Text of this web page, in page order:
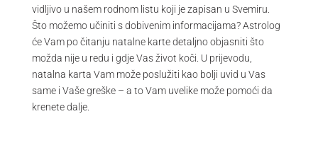
vidljivo u našem rodnom listu koji je zapisan u Svemiru.
Što možemo učiniti s dobivenim informacijama? Astrolog
će Vam po čitanju natalne karte detaljno objasniti što
možda nije u redu i gdje Vas život koči. U prijevodu,
natalna karta Vam može poslužiti kao bolji uvid u Vas
same i Vaše greške – a to Vam uvelike može pomoći da
krenete dalje.